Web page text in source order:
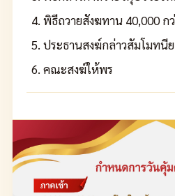
พิธีถวายสังฆทาน 40,000 ก
ประธานสงฆ์กล่าวสัมโมทนี
คณะสงฆ์ให้พร